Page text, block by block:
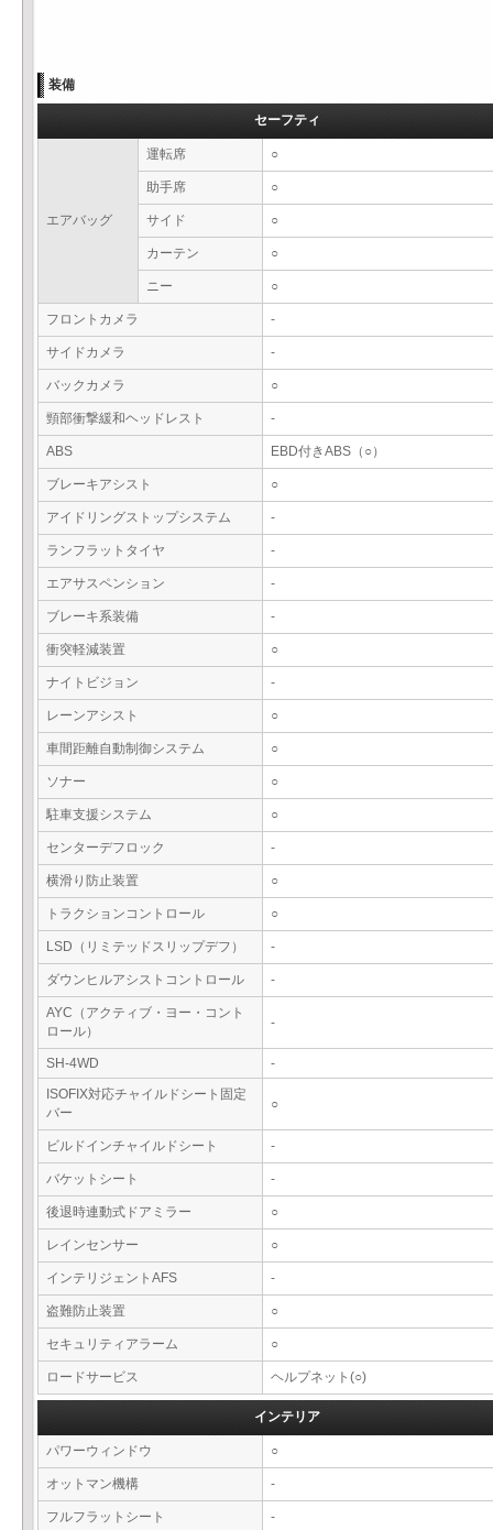
装備
セーフティ
エアバッグ
運転席 ○
助手席 ○
サイド ○
カーテン ○
ニー ○
フロントカメラ -
サイドカメラ -
バックカメラ ○
頸部衝撃緩和ヘッドレスト -
ABS EBD付きABS（○）
ブレーキアシスト ○
アイドリングストップシステム -
ランフラットタイヤ -
エアサスペンション -
ブレーキ系装備 -
衝突軽減装置 ○
ナイトビジョン -
レーンアシスト ○
車間距離自動制御システム ○
ソナー ○
駐車支援システム ○
センターデフロック -
横滑り防止装置 ○
トラクションコントロール ○
LSD（リミテッドスリップデフ） -
ダウンヒルアシストコントロール -
AYC（アクティブ・ヨー・コント
ロール）
-
SH-4WD
-
ISOFIX対応チャイルドシート固定
バー
○
ビルドインチャイルドシート -
バケットシート -
後退時連動式ドアミラー ○
レインセンサー ○
インテリジェントAFS -
盗難防止装置 ○
セキュリティアラーム ○
ロードサービス ヘルプネット(○)
インテリア
パワーウィンドウ ○
オットマン機構 -
フルフラットシート -